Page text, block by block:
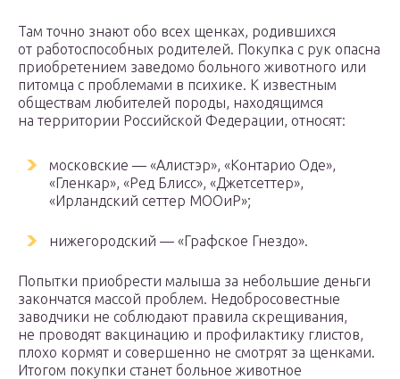
Там точно знают обо всех щенках, родившихся
от работоспособных родителей. Покупка с рук опасна
приобретением заведомо больного животного или
питомца с проблемами в психике. К известным
обществам любителей породы, находящимся
на территории Российской Федерации, относят:
московские — «Алистэр», «Контарио Оде»,
«Гленкар», «Ред Блисс», «Джетсеттер»,
«Ирландский сеттер МООиР»;
нижегородский — «Графское Гнездо».
Попытки приобрести малыша за небольшие деньги
закончатся массой проблем. Недобросовестные
заводчики не соблюдают правила скрещивания,
не проводят вакцинацию и профилактику глистов,
плохо кормят и совершенно не смотрят за щенками.
Итогом покупки станет больное животное